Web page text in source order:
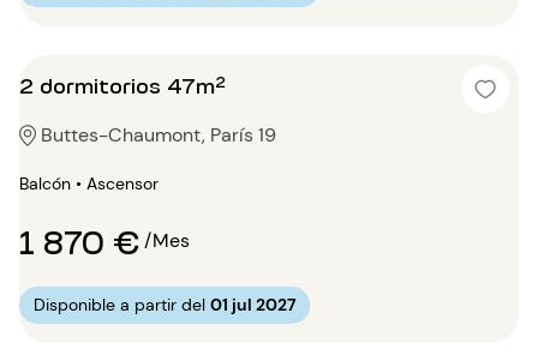
2 dormitorios 47m²
Buttes-Chaumont, París 19
Balcón • Ascensor
1 870 €/Mes
Disponible a partir del 01 jul 2027